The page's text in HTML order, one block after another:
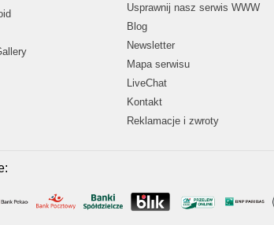
Usprawnij nasz serwis WWW
Blog
Newsletter
Mapa serwisu
LiveChat
Kontakt
Reklamacje i zwroty